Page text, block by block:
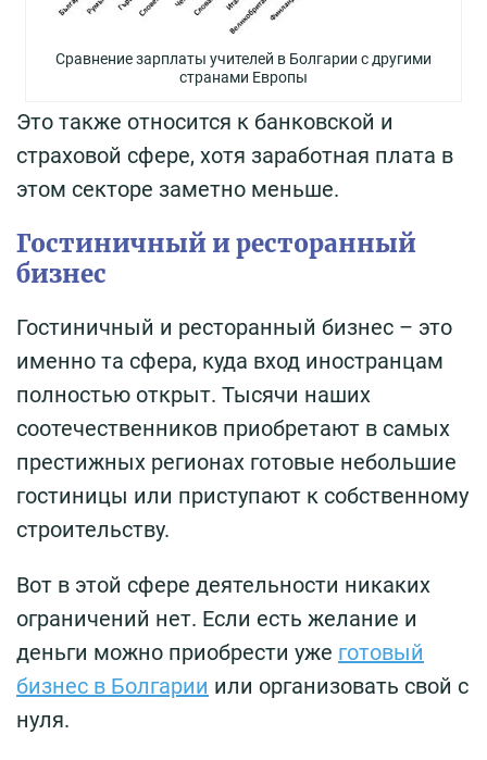
Сравнение зарплаты учителей в Болгарии с другими
странами Европы
Это также относится к банковской и
страховой сфере, хотя заработная плата в
этом секторе заметно меньше.
Гостиничный и ресторанный
бизнес
Гостиничный и ресторанный бизнес – это
именно та сфера, куда вход иностранцам
полностью открыт. Тысячи наших
соотечественников приобретают в самых
престижных регионах готовые небольшие
гостиницы или приступают к собственному
строительству.
Вот в этой сфере деятельности никаких
ограничений нет. Если есть желание и
деньги можно приобрести уже готовый
бизнес в Болгарии или организовать свой с
нуля.